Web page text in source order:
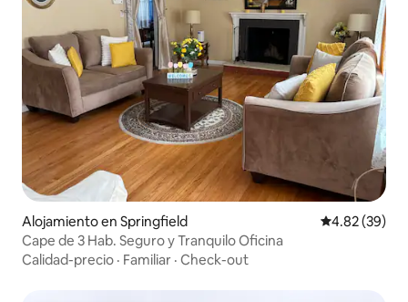
Alojamiento en Springfield Calificación
4.82 (39)
Cape de 3 Hab. Seguro y Tranquilo Oficina
Calidad-precio · Familiar · Check-out